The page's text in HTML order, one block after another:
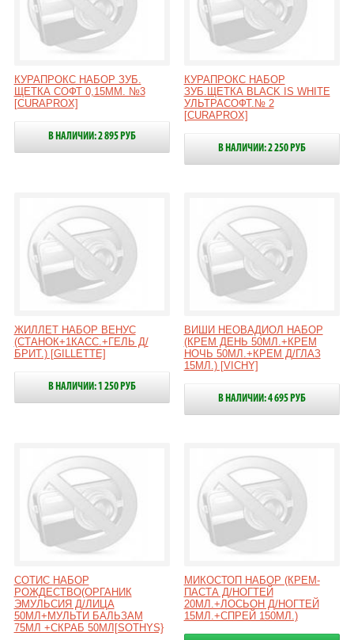
КУРАПРОКС НАБОР ЗУБ.
ЩЕТКА СОФТ 0,15ММ. №3
[CURAPROX]
В НАЛИЧИИ: 2 895 РУБ
КУРАПРОКС НАБОР
ЗУБ.ЩЕТКА BLACK IS WHITE
УЛЬТРАСОФТ.№ 2
[CURAPROX]
В НАЛИЧИИ: 2 250 РУБ
ЖИЛЛЕТ НАБОР ВЕНУС
(СТАНОК+1КАСС.+ГЕЛЬ Д/
БРИТ.) [GILLETTE]
В НАЛИЧИИ: 1 250 РУБ
ВИШИ НЕОВАДИОЛ НАБОР
(КРЕМ ДЕНЬ 50МЛ.+КРЕМ
НОЧЬ 50МЛ.+КРЕМ Д/ГЛАЗ
15МЛ.) [VICHY]
В НАЛИЧИИ: 4 695 РУБ
СОТИС НАБОР
РОЖДЕСТВО(ОРГАНИК
ЭМУЛЬСИЯ Д/ЛИЦА
50МЛ+МУЛЬТИ БАЛЬЗАМ
75МЛ +СКРАБ 50МЛ[SOTHYS}
МИКОСТОП НАБОР (КРЕМ-
ПАСТА Д/НОГТЕЙ
20МЛ.+ЛОСЬОН Д/НОГТЕЙ
15МЛ.+СПРЕЙ 150МЛ.)